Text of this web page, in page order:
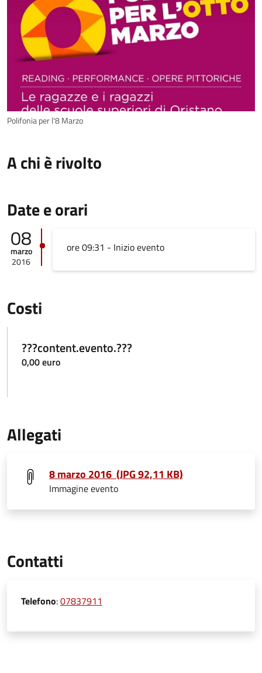
Polifonia per l'8 Marzo
A chi è rivolto
Date e orari
08
marzo
2016
ore 09:31 - Inizio evento
Costi
???content.evento.???
0,00 euro
Allegati
8 marzo 2016 (JPG 92,11 KB)
Immagine evento
Contatti
Telefono:07837911